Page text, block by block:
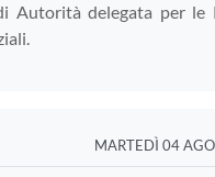
Autorità delegata per le
MARTEDÌ 04